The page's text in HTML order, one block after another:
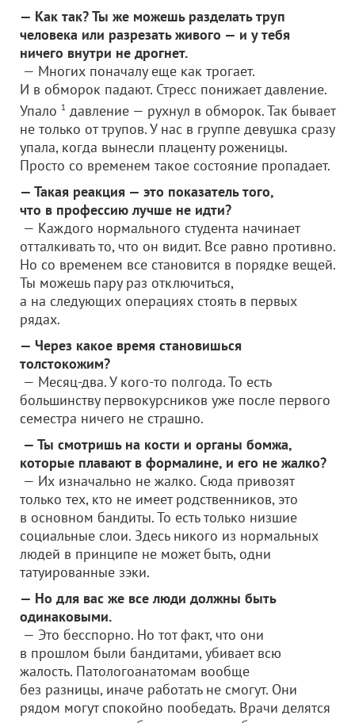
— Как так? Ты же можешь разделать труп
человека или разрезать живого — и у тебя
ничего внутри не дрогнет.
— Многих поначалу еще как трогает.
И в обморок падают. Стресс понижает давление.
Упало 1 давление — рухнул в обморок. Так бывает
не только от трупов. У нас в группе девушка сразу
упала, когда вынесли плаценту роженицы.
Просто со временем такое состояние пропадает.
— Такая реакция — это показатель того,
что в профессию лучше не идти?
— Каждого нормального студента начинает
отталкивать то, что он видит. Все равно противно.
Но со временем все становится в порядке вещей.
Ты можешь пару раз отключиться,
а на следующих операциях стоять в первых
рядах.
— Через какое время становишься
толстокожим?
— Месяц-два. У кого-то полгода. То есть
большинству первокурсников уже после первого
семестра ничего не страшно.
— Ты смотришь на кости и органы бомжа,
которые плавают в формалине, и его не жалко?
— Их изначально не жалко. Сюда привозят
только тех, кто не имеет родственников, это
в основном бандиты. То есть только низшие
социальные слои. Здесь никого из нормальных
людей в принципе не может быть, одни
татуированные зэки.
— Но для вас же все люди должны быть
одинаковыми.
— Это бесспорно. Но тот факт, что они
в прошлом были бандитами, убивает всю
жалость. Патологоанатомам вообще
без разницы, иначе работать не смогут. Они
рядом могут спокойно пообедать. Врачи делятся